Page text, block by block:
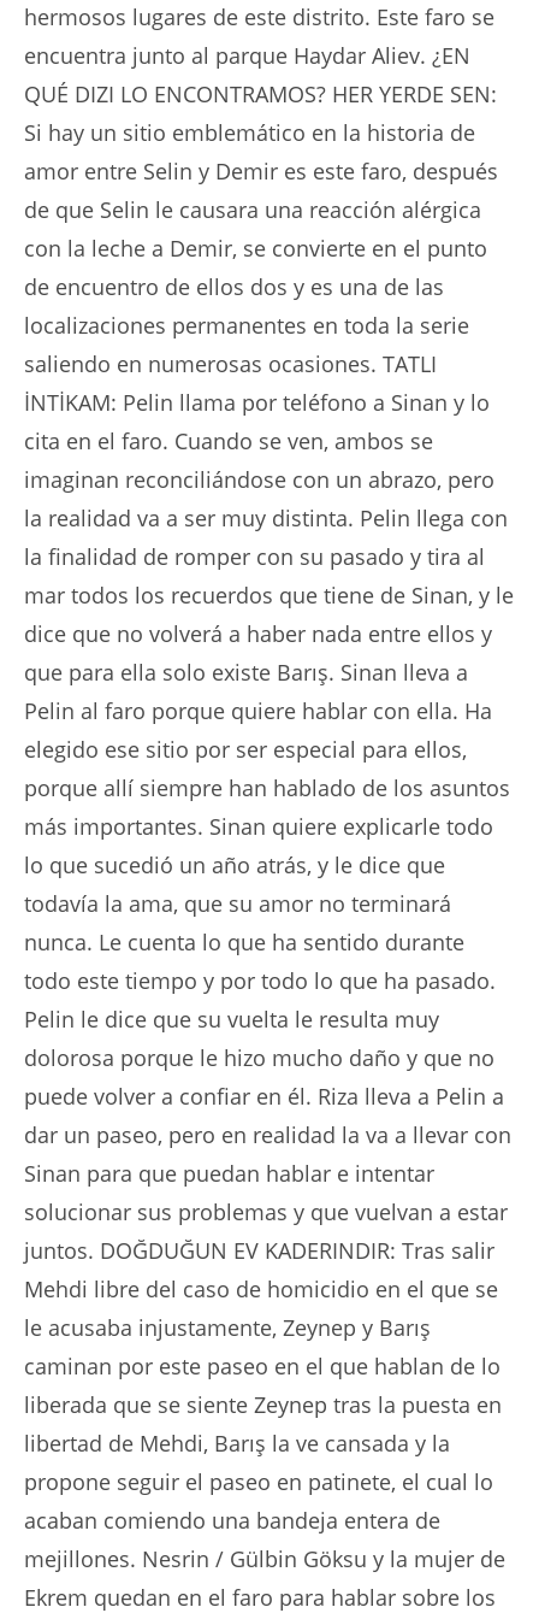
hermosos lugares de este distrito. Este faro se
encuentra junto al parque Haydar Aliev. ¿EN
QUÉ DIZI LO ENCONTRAMOS? HER YERDE SEN:
Si hay un sitio emblemático en la historia de
amor entre Selin y Demir es este faro, después
de que Selin le causara una reacción alérgica
con la leche a Demir, se convierte en el punto
de encuentro de ellos dos y es una de las
localizaciones permanentes en toda la serie
saliendo en numerosas ocasiones. TATLI
İNTİKAM: Pelin llama por teléfono a Sinan y lo
cita en el faro. Cuando se ven, ambos se
imaginan reconciliándose con un abrazo, pero
la realidad va a ser muy distinta. Pelin llega con
la finalidad de romper con su pasado y tira al
mar todos los recuerdos que tiene de Sinan, y le
dice que no volverá a haber nada entre ellos y
que para ella solo existe Barış. Sinan lleva a
Pelin al faro porque quiere hablar con ella. Ha
elegido ese sitio por ser especial para ellos,
porque allí siempre han hablado de los asuntos
más importantes. Sinan quiere explicarle todo
lo que sucedió un año atrás, y le dice que
todavía la ama, que su amor no terminará
nunca. Le cuenta lo que ha sentido durante
todo este tiempo y por todo lo que ha pasado.
Pelin le dice que su vuelta le resulta muy
dolorosa porque le hizo mucho daño y que no
puede volver a confiar en él. Riza lleva a Pelin a
dar un paseo, pero en realidad la va a llevar con
Sinan para que puedan hablar e intentar
solucionar sus problemas y que vuelvan a estar
juntos. DOĞDUĞUN EV KADERINDIR: Tras salir
Mehdi libre del caso de homicidio en el que se
le acusaba injustamente, Zeynep y Barış
caminan por este paseo en el que hablan de lo
liberada que se siente Zeynep tras la puesta en
libertad de Mehdi, Barış la ve cansada y la
propone seguir el paseo en patinete, el cual lo
acaban comiendo una bandeja entera de
mejillones. Nesrin / Gülbin Göksu y la mujer de
Ekrem quedan en el faro para hablar sobre los